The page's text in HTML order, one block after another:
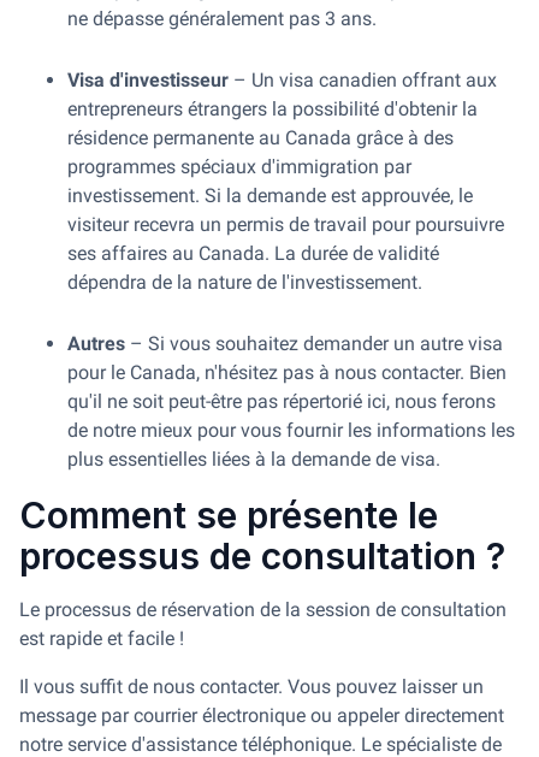
ne dépasse généralement pas 3 ans.
Visa d'investisseur – Un visa canadien offrant aux
entrepreneurs étrangers la possibilité d'obtenir la
résidence permanente au Canada grâce à des
programmes spéciaux d'immigration par
investissement. Si la demande est approuvée, le
visiteur recevra un permis de travail pour poursuivre
ses affaires au Canada. La durée de validité
dépendra de la nature de l'investissement.
Autres – Si vous souhaitez demander un autre visa
pour le Canada, n'hésitez pas à nous contacter. Bien
qu'il ne soit peut-être pas répertorié ici, nous ferons
de notre mieux pour vous fournir les informations les
plus essentielles liées à la demande de visa.
Comment se présente le
processus de consultation ?
Le processus de réservation de la session de consultation
est rapide et facile !
Il vous suffit de nous contacter. Vous pouvez laisser un
message par courrier électronique ou appeler directement
notre service d'assistance téléphonique. Le spécialiste de